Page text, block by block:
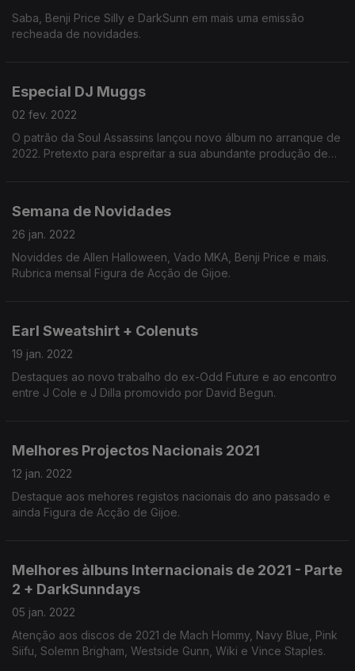
Saba, Benji Price Silly e DarkSunn em mais uma emissão
recheada de novidades.
Especial DJ Muggs
02 fev. 2022
O patrão da Soul Assassins lançou novo álbum no arranque de
2022. Pretexto para espreitar a sua abundante produção de
Semana de Novidades
26 jan. 2022
Noviddes de Allen Halloween, Vado MKA, Benji Price e mais.
Rubrica mensal Figura de Acção de Gijoe.
Earl Sweatshirt + Colenuts
19 jan. 2022
Destaques ao novo trabalho do ex-Odd Future e ao encontro
entre J Cole e J Dilla promovido por David Begun.
Melhores Projectos Nacionais 2021
12 jan. 2022
Destaque aos mehores registos nacionais do ano passado e
ainda Figura de Acção de Gijoe.
Melhores àlbuns Internacionais de 2021 - Parte
2 + DarkSunndays
05 jan. 2022
Atenção aos discos de 2021 de Mach Hommy, Navy Blue, Pink
Siifu, Solemn Brigham, Westside Gunn, Wiki e Vince Staples.